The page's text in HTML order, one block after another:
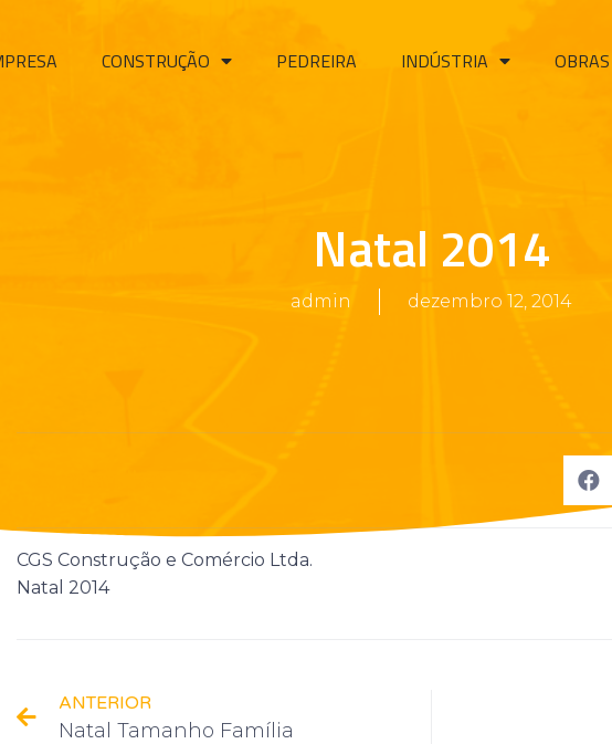
CONSTRUÇÃO PEDREIRA INDÚSTRIA OBRAS
Natal 2014
admin dezembro 12, 2014
CGS Construção e Comércio Ltda.
Natal 2014
ANTERIOR
Natal Tamanho Família